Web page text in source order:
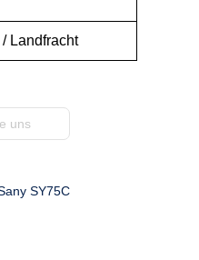
Landfracht
uns
SY75C